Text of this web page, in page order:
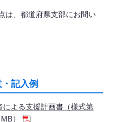
は、都道府県支部にお問い
記入例
よる支援計画書（様式第
）